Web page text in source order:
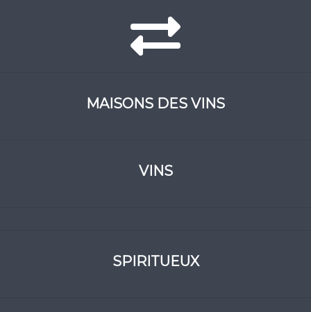
MAISONS DES VINS
VINS
SPIRITUEUX